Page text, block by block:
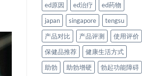
ed原因 ed治疗
ed药物
japan
singapore
tengsu
产品对比
产品评测
使用评价
保健品推荐
健康生活方式
助勃
助勃增硬
勃起功能障碍